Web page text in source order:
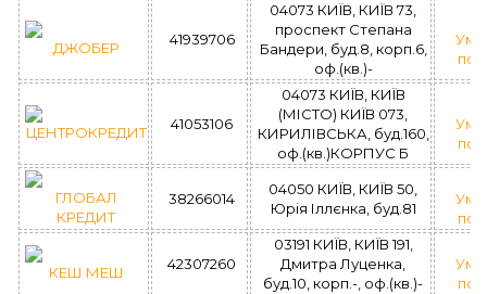
ДЖОБЕР 41939706
04073 КИЇВ, КИЇВ 73,
проспект Степана
Бандери, буд.8, корп.6,
оф.(кв.)-
ЦЕНТРОКРЕДИТ 41053106
04073 КИЇВ, КИЇВ
(МІСТО) КИЇВ 073,
КИРИЛІВСЬКА, буд.160,
оф.(кв.)КОРПУС Б
ГЛОБАЛ
КРЕДИТ
38266014
04050 КИЇВ, КИЇВ 50,
Юрія Іллєнка, буд.81
КЕШ МЕШ 42307260
03191 КИЇВ, КИЇВ 191,
Дмитра Луценка,
буд.10, корп.-, оф.(кв.)-